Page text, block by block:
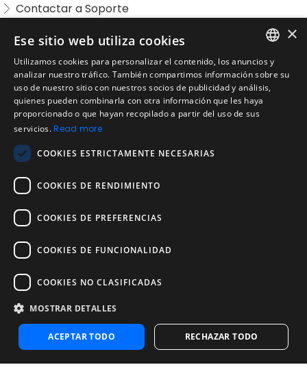
Contactar a Soporte
Legal
Condiciones de Servicio
Aviso de privacidad
Política de cookies
Política de devoluciones
Acuerdo de licencia de usuario
Aviso legal
Política de uso aceptable
Empresa
Acerca de nosotros
Blog
Pruebas de confiabilidad y validez
Pruebas
Contáctenos
Contáctenos
Contactar con ventas
Noosa Labs Inc – Las Vegas, NV, USA
ENGLISH
SPANISH
×
Ese sitio web utiliza cookies
Utilizamos cookies para personalizar el contenido, los anuncios y
analizar nuestro tráfico. También compartimos información sobre su
uso de nuestro sitio con nuestros socios de publicidad y análisis,
quienes pueden combinarla con otra información que les haya
proporcionado o que hayan recopilado a partir del uso de sus
servicios.Read more
COOKIES ESTRICTAMENTE NECESARIAS
COOKIES DE RENDIMIENTO
COOKIES DE PREFERENCIAS
COOKIES DE FUNCIONALIDAD
COOKIES NO CLASIFICADAS
MOSTRAR DETALLES
ACEPTAR TODO RECHAZAR TODO